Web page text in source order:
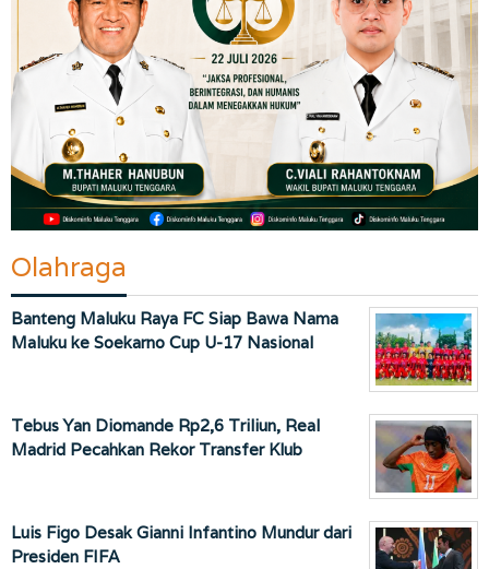
Olahraga
Banteng Maluku Raya FC Siap Bawa Nama
Maluku ke Soekarno Cup U-17 Nasional
Tebus Yan Diomande Rp2,6 Triliun, Real
Madrid Pecahkan Rekor Transfer Klub
Luis Figo Desak Gianni Infantino Mundur dari
Presiden FIFA